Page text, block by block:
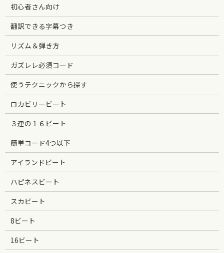
初心者さん向け
翻訳できる字幕つき
リズム＆弾き方
ガズレレ必須コード
使うテクニックから探す
ロカビリービート
３連の１６ビート
簡単コード4つ以下
アイランドビート
ハピネスビート
スカビート
8ビート
16ビート